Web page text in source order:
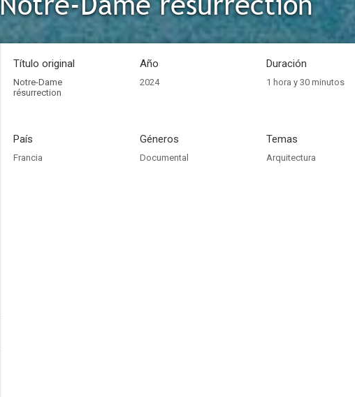
Título original
Notre-Dame
résurrection
Año
2024
Duración
1 hora y 30 minutos
País
Francia
Géneros
Documental
Temas
Arquitectura